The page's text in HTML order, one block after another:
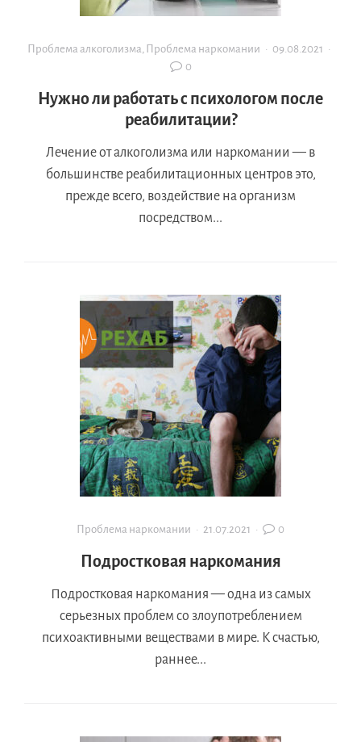
Проблема алкоголизма, Проблема наркомании · 09.08.2021 ·
0
Нужно ли работать с психологом после
реабилитации?
Лечение от алкоголизма или наркомании — в
большинстве реабилитационных центров это,
прежде всего, воздействие на организм
посредством...
Проблема наркомании · 21.07.2021 · 0
Подростковая наркомания
Подростковая наркомания — одна из самых
серьезных проблем со злоупотреблением
психоактивными веществами в мире. К счастью,
раннее...